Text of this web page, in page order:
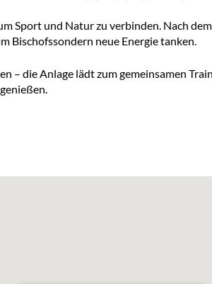
Sport und Natur zu verbinden. Nach
Bischofssondern neue Energie tanken.
– die Anlage lädt zum gemeinsamen